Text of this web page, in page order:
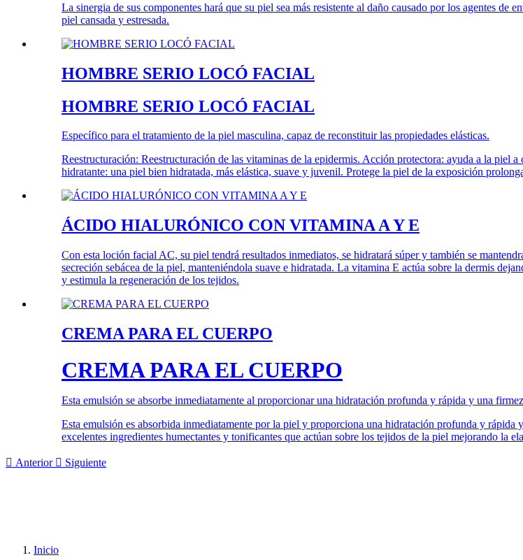
La sinergia de sus componentes hará que su piel sea más resistente al daño causado por los agentes
piel cansada y estresada.
HOMBRE SERIO LOCÓ FACIAL
HOMBRE SERIO LOCÓ FACIAL
Específico para el tratamiento de la piel masculina, capaz de reconstituir las propiedades elásticas.
Reestructuración: Reestructuración de las vitaminas de la epidermis. Acción protectora: ayuda a la piel
hidratante: una piel bien hidratada, más elástica, suave y juvenil. Protege la piel de la exposición
ÁCIDO HIALURÓNICO CON VITAMINA A Y E
Con esta loción facial AC, su piel tendrá resultados inmediatos, se hidratará súper y también se
secreción sebácea de la piel, manteniéndola suave e hidratada. La vitamina E actúa sobre la dermis
y estimula la regeneración de los tejidos.
CREMA PARA EL CUERPO
CREMA PARA EL CUERPO
Esta emulsión se absorbe inmediatamente al proporcionar una hidratación profunda y rápida y una
Esta emulsión es absorbida inmediatamente por la piel y proporciona una hidratación profunda y
excelentes ingredientes humectantes y tonificantes que actúan sobre los tejidos de la piel mejorando la
 Anterior  Siguiente
Inicio